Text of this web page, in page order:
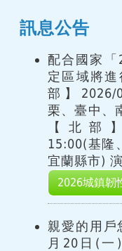
訊息公告
配合國家「
定區域將
部】2026/
栗、臺中、
【北部
15:00(基隆
宜蘭縣市)
2026城鎮韌
親愛的用
月20日(一